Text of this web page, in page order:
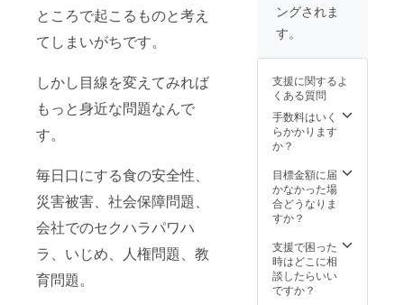
ところで起こるものと考え
てしまいがちです。
しかし目線を変えてみれば
もっと身近な問題なんで
す。
毎日口にする食の安全性、
災害被害、社会保障問題、
会社でのセクハラパワハ
ラ、いじめ、人権問題、教
育問題。
ングされま
す。
支援に関するよ
くある質問
手数料はいく
らかかります
か？
目標金額に届
かなかった場
合どうなりま
すか？
支援で困った
時はどこに相
談したらいい
ですか？